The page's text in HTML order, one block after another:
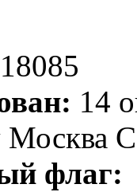
18085
14
Москва
флаг: